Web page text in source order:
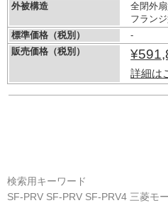
外被構造
全閉外
フラン
標準価格（税別）
-
販売価格（税別）
詳細は
検索用キーワード
SF-PRV SF-PRV SF-PRV4 三菱モ